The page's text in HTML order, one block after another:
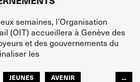
semaines, l’Organisation
(OIT) accueillera à Genève des
et des gouvernements du
les
JEUNES
AVENIR
...